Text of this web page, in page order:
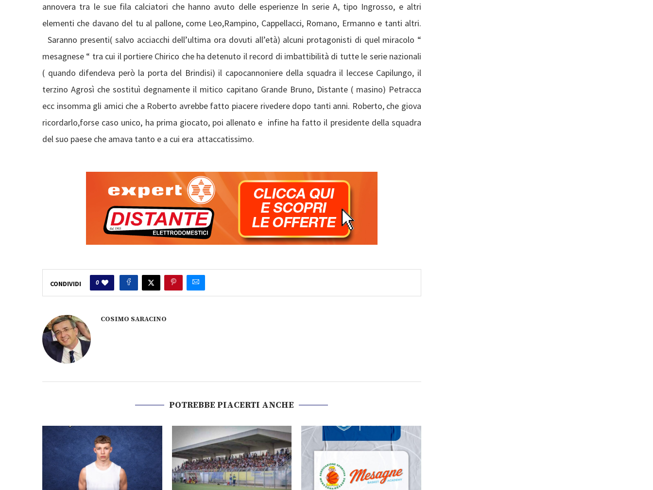
annovera tra le sue fila calciatori che hanno avuto delle esperienze ln serie A, tipo Ingrosso, e altri
elementi che davano del tu al pallone, come Leo,Rampino, Cappellacci, Romano, Ermanno e tanti altri.
Saranno presenti( salvo acciacchi dell’ultima ora dovuti all’età) alcuni protagonisti di quel miracolo “
mesagnese “ tra cui il portiere Chirico che ha detenuto il record di imbattibilità di tutte le serie nazionali
( quando difendeva però la porta del Brindisi) il capocannoniere della squadra il leccese Capilungo, il
terzino Agrosì che sostituì degnamente il mitico capitano Grande Bruno, Distante ( masino) Petracca
ecc insomma gli amici che a Roberto avrebbe fatto piacere rivedere dopo tanti anni. Roberto, che giova
ricordarlo,forse caso unico, ha prima giocato, poi allenato e infine ha fatto il presidente della squadra
del suo paese che amava tanto e a cui era attaccatissimo.
CONDIVIDI 0
COSIMO SARACINO
POTREBBE PIACERTI ANCHE